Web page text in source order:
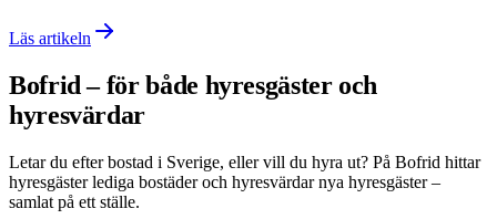
Läs artikeln
Bofrid – för både hyresgäster och
hyresvärdar
Letar du efter bostad i Sverige, eller vill du hyra ut? På Bofrid hittar
hyresgäster lediga bostäder och hyresvärdar nya hyresgäster –
samlat på ett ställe.